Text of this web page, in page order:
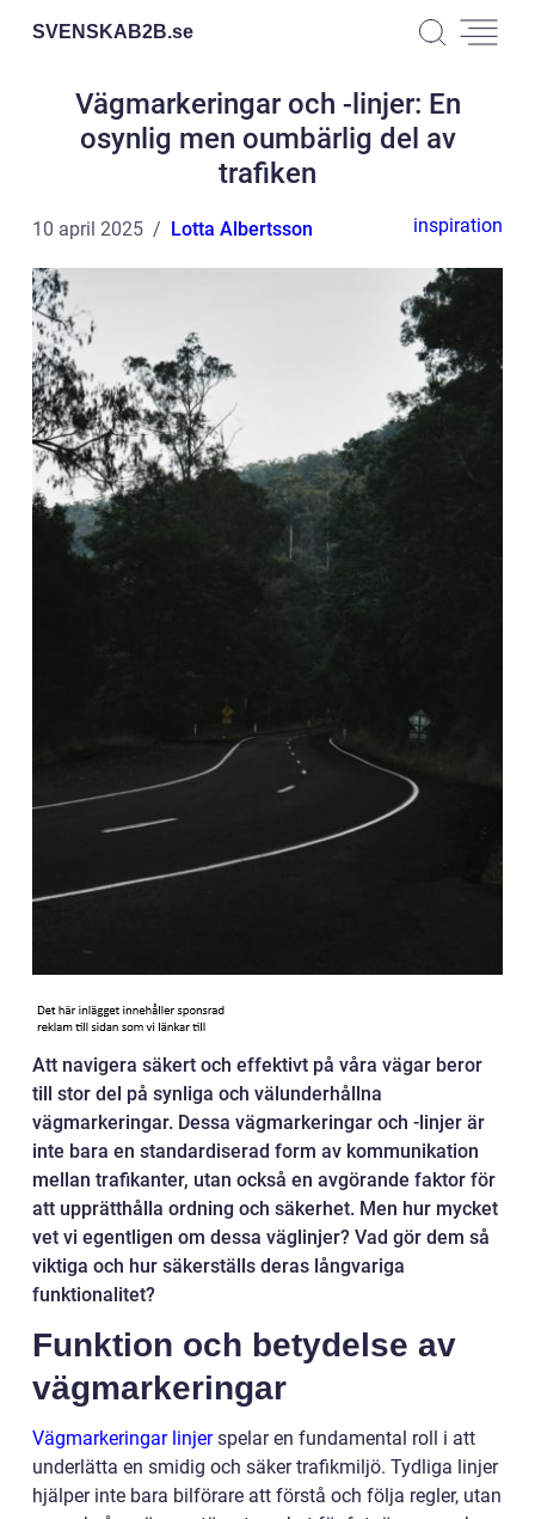
SVENSKAB2B.se
Vägmarkeringar och -linjer: En
osynlig men oumbärlig del av
trafiken
10 april 2025 Lotta Albertsson inspiration
Att navigera säkert och effektivt på våra vägar beror
till stor del på synliga och välunderhållna
vägmarkeringar. Dessa vägmarkeringar och -linjer är
inte bara en standardiserad form av kommunikation
mellan trafikanter, utan också en avgörande faktor för
att upprätthålla ordning och säkerhet. Men hur mycket
vet vi egentligen om dessa väglinjer? Vad gör dem så
viktiga och hur säkerställs deras långvariga
funktionalitet?
Funktion och betydelse av
vägmarkeringar
Vägmarkeringar linjerspelar en fundamental roll i att
underlätta en smidig och säker trafikmiljö. Tydliga linjer
hjälper inte bara bilförare att förstå och följa regler, utan